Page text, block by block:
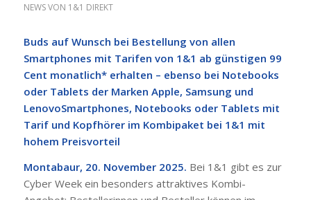
NEWS VON 1&1 DIREKT
Buds auf Wunsch bei Bestellung von allen
Smartphones mit Tarifen von 1&1 ab günstigen 99
Cent monatlich* erhalten – ebenso bei Notebooks
oder Tablets der Marken Apple, Samsung und
LenovoSmartphones, Notebooks oder Tablets mit
Tarif und Kopfhörer im Kombipaket bei 1&1 mit
hohem Preisvorteil
Montabaur, 20. November 2025. Bei 1&1 gibt es zur
Cyber Week ein besonders attraktives Kombi-